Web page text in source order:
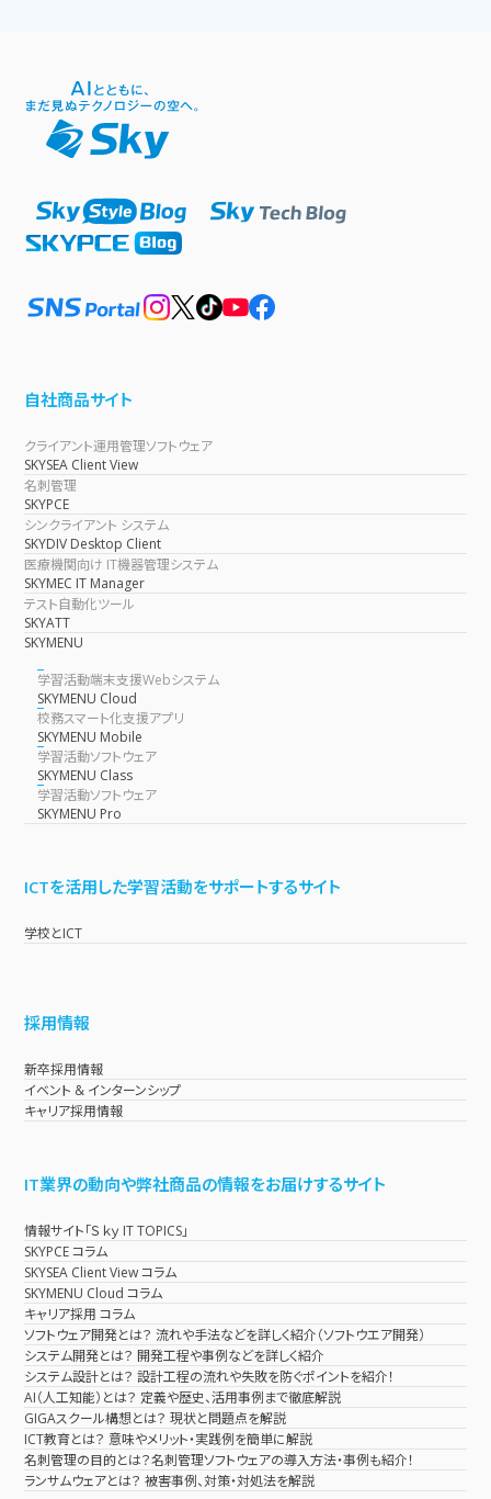
自社商品サイト
クライアント運用管理ソフトウェア
SKYSEA Client View
名刺管理
SKYPCE
シンクライアント システム
SKYDIV Desktop Client
医療機関向け IT機器管理システム
SKYMEC IT Manager
テスト自動化ツール
SKYATT
SKYMENU
学習活動端末支援Webシステム
SKYMENU Cloud
校務スマート化支援アプリ
SKYMENU Mobile
学習活動ソフトウェア
SKYMENU Class
学習活動ソフトウェア
SKYMENU Pro
ICTを活用した学習活動をサポートするサイト
学校とICT
採用情報
新卒採用情報
イベント & インターンシップ
キャリア採用情報
IT業界の動向や弊社商品の情報をお届けするサイト
情報サイト「Ｓｋｙ IT TOPICS」
SKYPCE コラム
SKYSEA Client View コラム
SKYMENU Cloud コラム
キャリア採用 コラム
ソフトウェア開発とは？ 流れや手法などを詳しく紹介（ソフトウエア開発）
システム開発とは？ 開発工程や事例などを詳しく紹介
システム設計とは？ 設計工程の流れや失敗を防ぐポイントを紹介！
AI（人工知能）とは？ 定義や歴史、活用事例まで徹底解説
GIGAスクール構想とは？ 現状と問題点を解説
ICT教育とは？ 意味やメリット・実践例を簡単に解説
名刺管理の目的とは？名刺管理ソフトウェアの導入方法・事例も紹介！
ランサムウェアとは？ 被害事例、対策・対処法を解説